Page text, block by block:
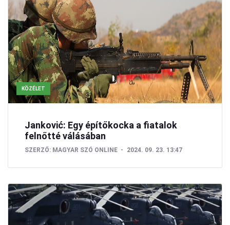
KÖZÉLET
Janković: Egy építőkocka a fiatalok
felnőtté válásában
SZERZŐ: MAGYAR SZÓ ONLINE 2024. 09. 23. 13:47